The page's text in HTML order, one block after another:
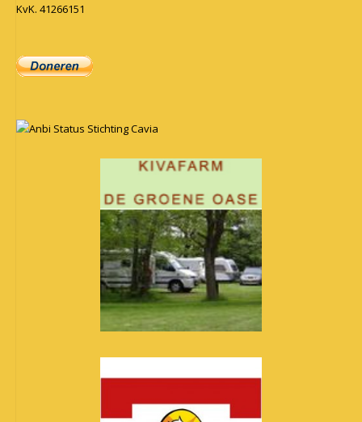
KvK. 41266151
Anbi Status Stichting Cavia